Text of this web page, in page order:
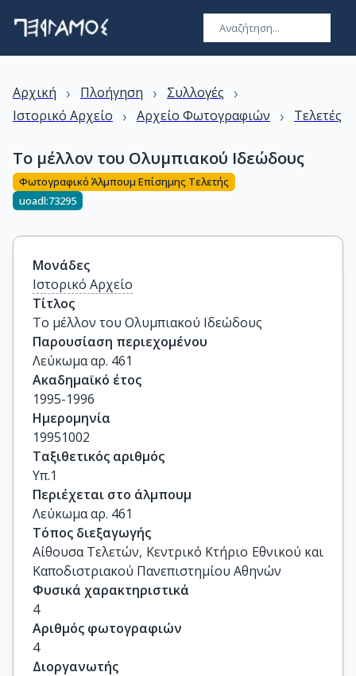
Αρχική › Πλοήγηση › Συλλογές ›
Ιστορικό Αρχείο › Αρχείο Φωτογραφιών › Τελετές
Το μέλλον του Ολυμπιακού Ιδεώδους
Φωτογραφικό Άλμπουμ Επίσημης Τελετής
uoadl:73295
Μονάδες
Ιστορικό Αρχείο
Τίτλος
Το μέλλον του Ολυμπιακού Ιδεώδους
Παρουσίαση περιεχομένου
Λεύκωμα αρ. 461
Ακαδημαϊκό έτος
1995-1996
Ημερομηνία
19951002
Ταξιθετικός αριθμός
Υπ.1
Περιέχεται στο άλμπουμ
Λεύκωμα αρ. 461
Τόπος διεξαγωγής
Αίθουσα Τελετών, Κεντρικό Κτήριο Εθνικού και
Καποδιστριακού Πανεπιστημίου Αθηνών
Φυσικά χαρακτηριστικά
4
Αριθμός φωτογραφιών
4
Διοργανωτής